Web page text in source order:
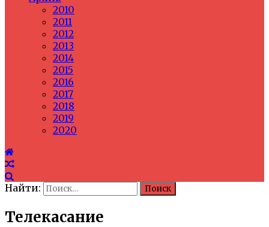
2010
2011
2012
2013
2014
2015
2016
2017
2018
2019
2020
Найти:
Телекасание